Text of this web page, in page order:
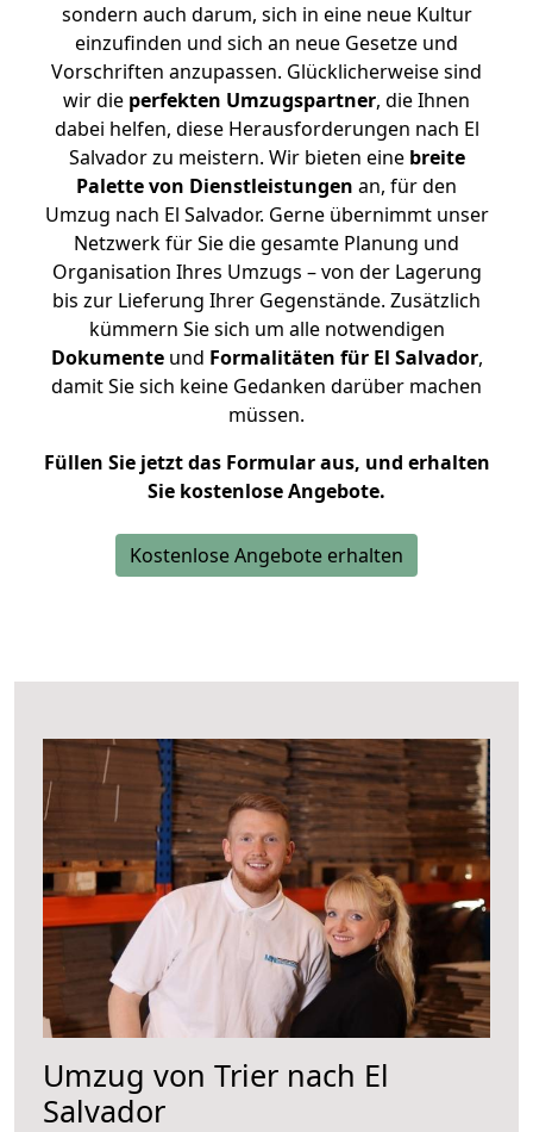
sondern auch darum, sich in eine neue Kultur
einzufinden und sich an neue Gesetze und
Vorschriften anzupassen. Glücklicherweise sind
wir die perfekten Umzugspartner, die Ihnen
dabei helfen, diese Herausforderungen nach El
Salvador zu meistern. Wir bieten eine breite
Palette von Dienstleistungen an, für den
Umzug nach El Salvador. Gerne übernimmt unser
Netzwerk für Sie die gesamte Planung und
Organisation Ihres Umzugs – von der Lagerung
bis zur Lieferung Ihrer Gegenstände. Zusätzlich
kümmern Sie sich um alle notwendigen
Dokumenteund Formalitäten für El Salvador,
damit Sie sich keine Gedanken darüber machen
müssen.
Füllen Sie jetzt das Formular aus, und erhalten
Sie kostenlose Angebote.
Kostenlose Angebote erhalten
Umzug von Trier nach El
Salvador